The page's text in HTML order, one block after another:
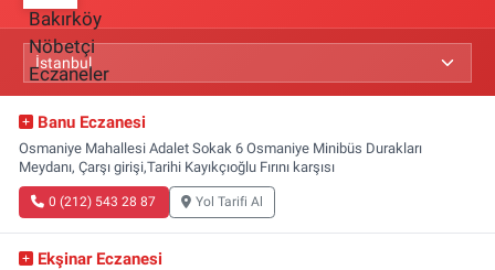
Banu Eczanesi
Osmaniye Mahallesi Adalet Sokak 6 Osmaniye Minibüs Durakları
Meydanı, Çarşı girişi,Tarihi Kayıkçıoğlu Fırını karşısı
0 (212) 543 28 87 Yol Tarifi Al
Ekşinar Eczanesi